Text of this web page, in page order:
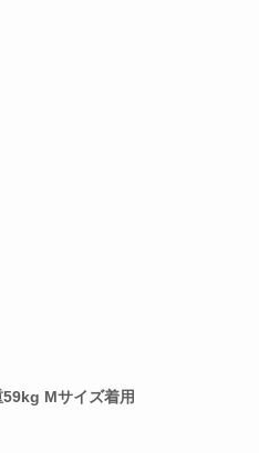
Mサイズ着用